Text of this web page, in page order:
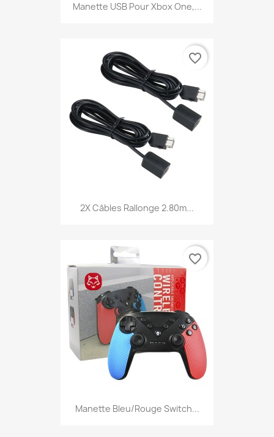
Manette USB Pour Xbox One,...
2X Câbles Rallonge 2.80m...
favorite_border
Manette Bleu/Rouge Switch...
favorite_border